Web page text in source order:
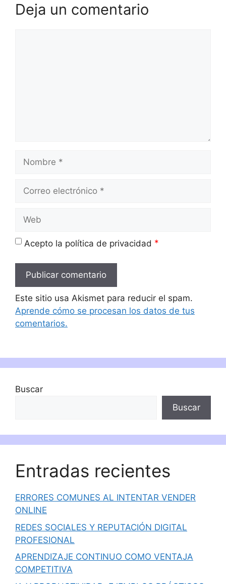
Deja un comentario
Nombre
Correo
Web
Acepto la política de privacidad *
Este sitio usa Akismet para reducir el spam.
Aprende cómo se procesan los datos de tus
comentarios.
Buscar
Buscar
Entradas recientes
ERRORES COMUNES AL INTENTAR VENDER
ONLINE
REDES SOCIALES Y REPUTACIÓN DIGITAL
PROFESIONAL
APRENDIZAJE CONTINUO COMO VENTAJA
COMPETITIVA